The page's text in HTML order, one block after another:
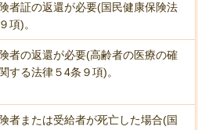
者証の返還が必要(国民健康保険法
項)。
者の返還が必要(高齢者の医療の確
する法律５4条９項)。
者または受給者が死亡した場合(国